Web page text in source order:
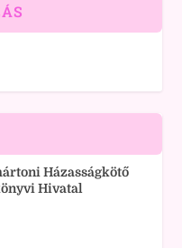
Házasságkötő
Hivatal